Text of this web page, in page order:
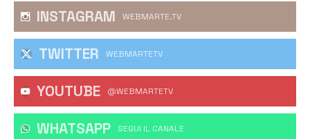
INSTAGRAM WEBMARTE.TV
TWITTER WEBMARTETV
YOUTUBE @WEBMARTETV
WHATSAPP ‎SEGUI IL CANALE